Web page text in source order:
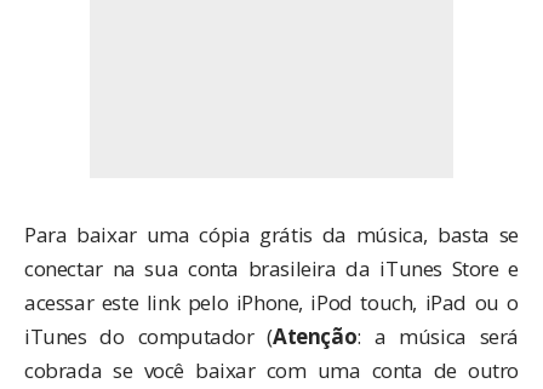
Para baixar uma cópia grátis da música, basta se
conectar na sua conta brasileira da iTunes Store e
acessar este linkpelo iPhone, iPod touch, iPad ou o
iTunes do computador (Atenção: a música será
cobrada se você baixar com uma conta de outro